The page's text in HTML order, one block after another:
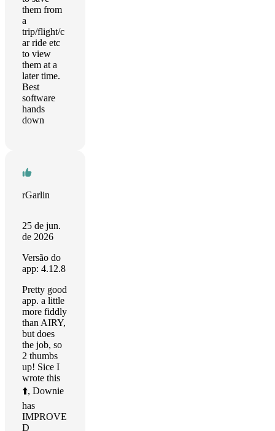
them from
a
trip/flight/c
ar ride etc
to view
them at a
later time.
Best
software
hands
down
rGarlin
25 de jun.
de 2026
Versão do
app: 4.12.8
Pretty good
app. a little
more fiddly
than AIRY,
but does
the job, so
2 thumbs
up! Sice I
wrote this
⬆️, Downie
has
IMPROVE
D